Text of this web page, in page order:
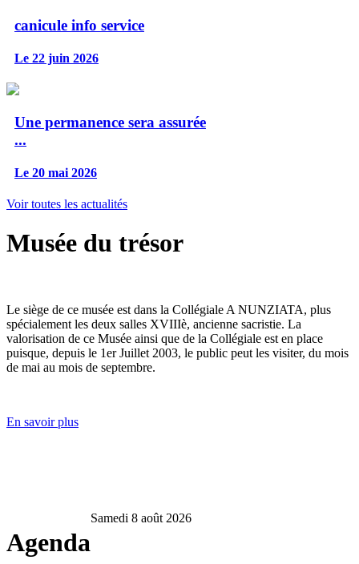
canicule info service
Le 22 juin 2026
Une permanence sera assurée
...
Le 20 mai 2026
Voir toutes les actualités
Musée du trésor
Le siège de ce musée est dans la Collégiale A NUNZIATA, plus
spécialement les deux salles XVIIIè, ancienne sacristie. La
valorisation de ce Musée ainsi que de la Collégiale est en place
puisque, depuis le 1er Juillet 2003, le public peut les visiter, du mois
de mai au mois de septembre.
En savoir plus
Agenda
Samedi 8 août 2026